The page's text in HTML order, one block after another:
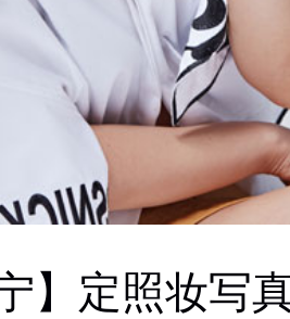
】定照妆写